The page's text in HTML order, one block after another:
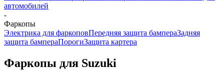
автомобилей
-
Фаркопы
Электрика для фаркоповПередняя защита бампераЗадняя
защита бампераПорогиЗащита картера
Фаркопы для Suzuki